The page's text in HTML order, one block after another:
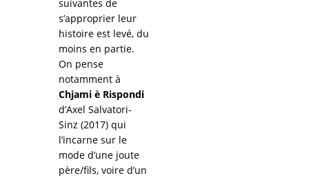
suivantes de
s’approprier leur
histoire est levé, du
moins en partie.
On pense
notamment à
Chjami è Rispondi
d’Axel Salvatori-
Sinz (2017) qui
l’incarne sur le
mode d’une joute
père/fils, voire d’un